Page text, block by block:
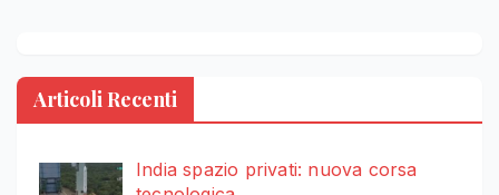
Articoli Recenti
India spazio privati: nuova corsa